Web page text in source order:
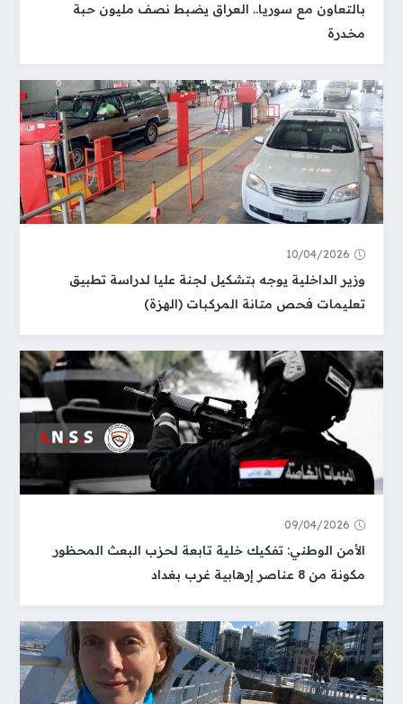
بالتعاون مع سوريا.. العراق يضبط نصف مليون حبة
مخدرة
10/04/2026
وزير الداخلية يوجه بتشكيل لجنة عليا لدراسة تطبيق
تعليمات فحص متانة المركبات (الهزة)
09/04/2026
الأمن الوطني: تفكيك خلية تابعة لحزب البعث المحظور
مكونة من 8 عناصر إرهابية غرب بغداد